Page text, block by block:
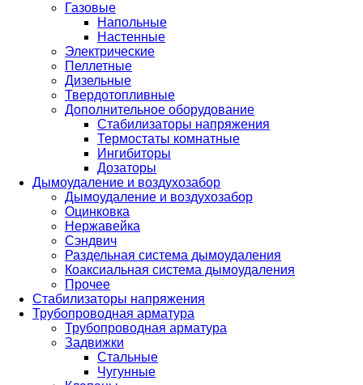
Газовые
Напольные
Настенные
Электрические
Пеллетные
Дизельные
Твердотопливные
Дополнительное оборудование
Стабилизаторы напряжения
Термостаты комнатные
Ингибиторы
Дозаторы
Дымоудаление и воздухозабор
Дымоудаление и воздухозабор
Оцинковка
Нержавейка
Сэндвич
Раздельная система дымоудаления
Коаксиальная система дымоудаления
Прочее
Стабилизаторы напряжения
Трубопроводная арматура
Трубопроводная арматура
Задвижки
Стальные
Чугунные